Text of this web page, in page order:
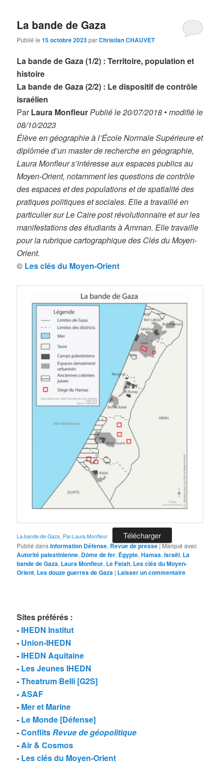
La bande de Gaza
Publié le15 octobre 2023parChristian CHAUVET
La bande de Gaza (1/2) : Territoire, population et
histoire
La bande de Gaza (2/2) : Le dispositif de contrôle
israélien
ParLaura MonfleurPublié le 20/07/2018 • modifié le
08/10/2023
Élève en géographie à l’École Normale Supérieure et
diplômée d’un master de recherche en géographie,
Laura Monfleur s’intéresse aux espaces publics au
Moyen-Orient, notamment les questions de contrôle
des espaces et des populations et de spatialité des
pratiques politiques et sociales. Elle a travaillé en
particulier sur Le Caire post révolutionnaire et sur les
manifestations des étudiants à Amman. Elle travaille
pour la rubrique cartographique des Clés du Moyen-
Orient.
© Les clés du Moyen-Orient
La-bande-de-Gaza_Par-Laura-Monfleur Télécharger
Publié dansInformation Défense, Revue de presse|Marqué avec
Autorité palestinienne, Dôme de fer, Égypte,Hamas,Israël, La
bande de Gaza, Laura Monfleur, Le Fatah, Les clés du Moyen-
Orient, Les douze guerres de Gaza | Laisser un commentaire
Sites préférés :
- IHEDN Institut
- Union-IHEDN
- IHEDN Aquitaine
- Les Jeunes IHEDN
-Theatrum Belli [G2S]
-ASAF
- Mer et Marine
- Le Monde [Défense]
-ConflitsRevue de géopolitique
-Air & Cosmos
- Les clés du Moyen-Orient